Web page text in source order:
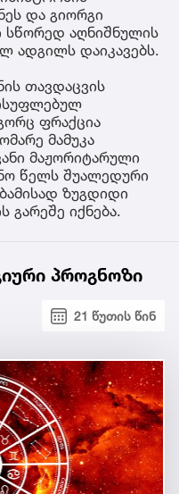
და გიორგი
სწორედ აღნიშნულის
ადგილს დაიკავებს.
თავდაცვის
ფრაქცია
მამუკა
მაჟორიტარული
წელს შუალედური
ზუგდიდი
გარეშე იქნება.
პროგნოზი
21 წუთის წინ